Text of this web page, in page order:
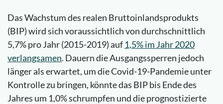
Das Wachstum des realen Bruttoinlandsprodukts
(BIP) wird sich voraussichtlich von durchschnittlich
5,7% pro Jahr (2015-2019) auf 1,5% im Jahr 2020
verlangsamen. Dauern die Ausgangssperren jedoch
länger als erwartet, um die Covid-19-Pandemie unter
Kontrolle zu bringen, könnte das BIP bis Ende des
Jahres um 1,0% schrumpfen und die prognostizierte